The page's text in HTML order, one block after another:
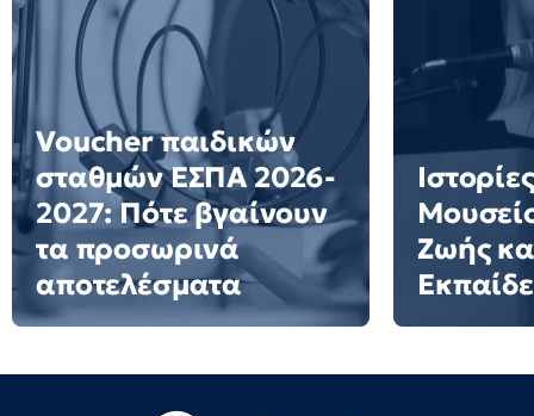
Voucher παιδικών
σταθμών ΕΣΠΑ 2026-
2027: Πότε βγαίνουν
τα προσωρινά
αποτελέσματα
Ζωής